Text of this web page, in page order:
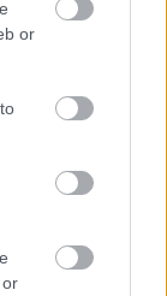
or
is
online